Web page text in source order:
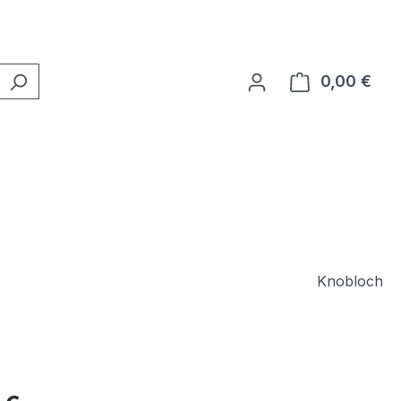
0,00 €
Knobloch